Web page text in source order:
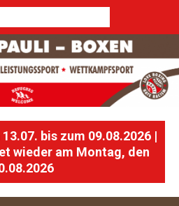
bis zum 09.08.2026 |
wieder am Montag, den